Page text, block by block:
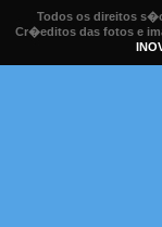
Todos os direitos
Cr�editos das fotos e